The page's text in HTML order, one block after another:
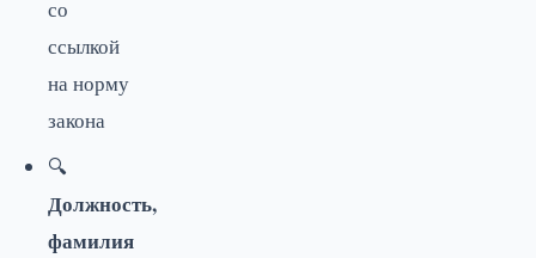
со
ссылкой
на норму
закона
🔍
Должность,
фамилия